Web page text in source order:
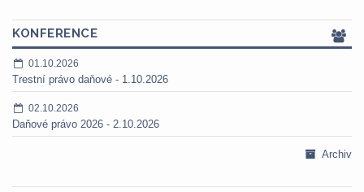
KONFERENCE
01.10.2026
Trestní právo daňové - 1.10.2026
02.10.2026
Daňové právo 2026 - 2.10.2026
Archiv